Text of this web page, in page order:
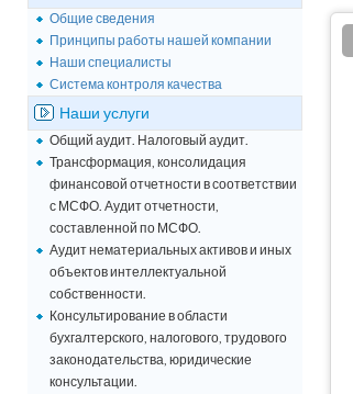
Общие сведения
Принципы работы нашей компании
Наши специалисты
Система контроля качества
Наши услуги
Общий аудит. Налоговый аудит.
Трансформация, консолидация
финансовой отчетности в соответствии
с МСФО. Аудит отчетности,
составленной по МСФО.
Аудит нематериальных активов и иных
объектов интеллектуальной
собственности.
Консультирование в области
бухгалтерского, налогового, трудового
законодательства, юридические
консультации.